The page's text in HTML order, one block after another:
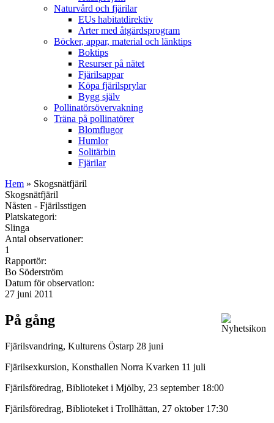
Naturvård och fjärilar
EUs habitatdirektiv
Arter med åtgärdsprogram
Böcker, appar, material och länktips
Boktips
Resurser på nätet
Fjärilsappar
Köpa fjärilsprylar
Bygg själv
Pollinatörsövervakning
Träna på pollinatörer
Blomflugor
Humlor
Solitärbin
Fjärilar
Hem » Skogsnätfjäril
Skogsnätfjäril
Nåsten - Fjärilsstigen
Platskategori:
Slinga
Antal observationer:
1
Rapportör:
Bo Söderström
Datum för observation:
27 juni 2011
På gång
Fjärilsvandring, Kulturens Östarp 28 juni
Fjärilsexkursion, Konsthallen Norra Kvarken 11 juli
Fjärilsföredrag, Biblioteket i Mjölby, 23 september 18:00
Fjärilsföredrag, Biblioteket i Trollhättan, 27 oktober 17:30